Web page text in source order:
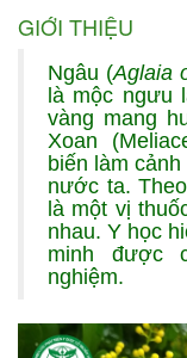
GIỚI THIỆU
Ngâu (Aglaia
là mộc ngưu
vàng mang
Xoan
biến làm
nước ta.
là một vị
nhau. Y học
minh được
nghiệm.